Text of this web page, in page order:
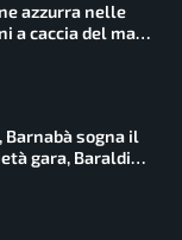
azzurra nelle
a caccia del main
Barnabà sogna il
gara, Baraldi